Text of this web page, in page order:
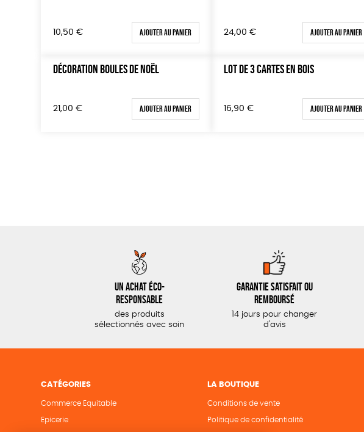
10,50 € Ajouter au panier 24,00 € Ajouter au panier
DÉCORATION BOULES DE NOËL
21,00 € Ajouter au panier
LOT DE 3 CARTES EN BOIS
16,90 € Ajouter au panier
Un achat éco-
responsable
des produits
sélectionnés avec soin
Garantie satisfait ou
remboursé
14 jours pour changer
d'avis
CATÉGORIES
Commerce Equitable
Epicerie
LA BOUTIQUE
Conditions de vente
Politique de confidentialité